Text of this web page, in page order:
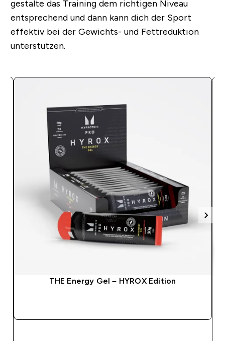
gestalte das Training dem richtigen Niveau
entsprechend und dann kann dich der Sport
effektiv bei der Gewichts- und Fettreduktion
unterstützen.
THE Energy Gel – HYROX Edition